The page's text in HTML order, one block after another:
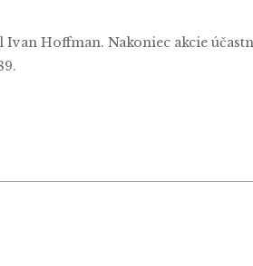
Ivan Hoffman. Nakoniec akcie